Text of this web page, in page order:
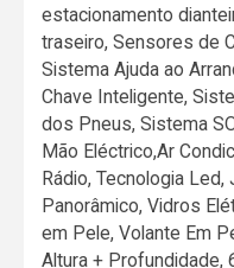
estacionamento
traseiro, Sensores de
Sistema Ajuda ao
Chave Inteligente,
dos Pneus, Sistema
Mão Eléctrico,Ar
Rádio, Tecnologia
Panorâmico, Vidros
em Pele, Volante Em
Altura + Profundidade,